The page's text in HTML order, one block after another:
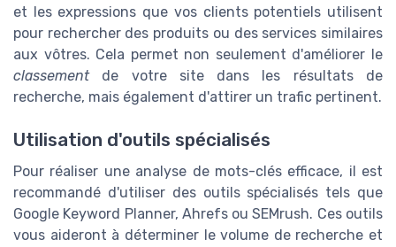
et les expressions que vos clients potentiels utilisent
pour rechercher des produits ou des services similaires
aux vôtres. Cela permet non seulement d'améliorer le
classementde votre site dans les résultats de
recherche, mais également d'attirer un trafic pertinent.
Utilisation d'outils spécialisés
Pour réaliser une analyse de mots-clés efficace, il est
recommandé d'utiliser des outils spécialisés tels que
Google Keyword Planner, Ahrefs ou SEMrush. Ces outils
vous aideront à déterminer le volume de recherche et